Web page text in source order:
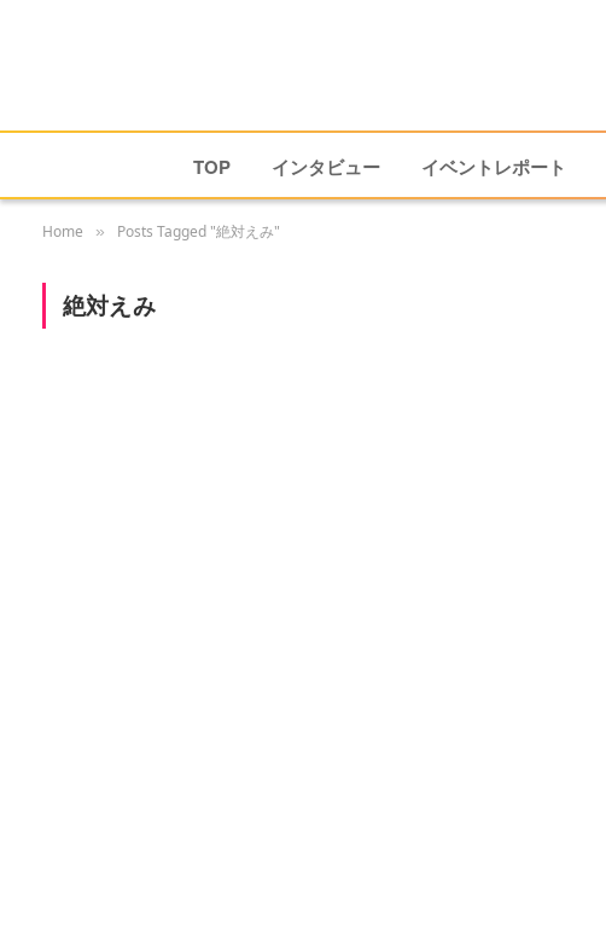
TOP インタビュー イベントレポート
Home » Posts Tagged "絶対えみ"
絶対えみ